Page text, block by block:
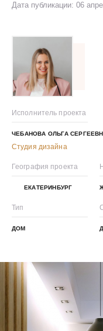
Дата публикации: 06
Исполнитель проекта
ЧЕБАНОВА ОЛЬГА
Студия дизайна
География проекта
ЕКАТЕРИНБУРГ
Тип
ДОМ